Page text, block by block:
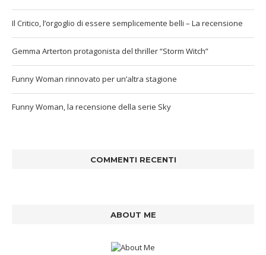
Il Critico, l’orgoglio di essere semplicemente belli – La recensione
Gemma Arterton protagonista del thriller “Storm Witch”
Funny Woman rinnovato per un’altra stagione
Funny Woman, la recensione della serie Sky
COMMENTI RECENTI
ABOUT ME